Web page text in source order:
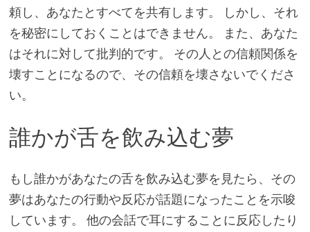
頼し、あなたとすべてを共有します。 しかし、それ
を秘密にしておくことはできません。 また、あなた
はそれに対して批判的です。 その人との信頼関係を
壊すことになるので、その信頼を壊さないでくださ
い。
誰かが舌を飲み込む夢
もし誰かがあなたの舌を飲み込む夢を見たら、その
夢はあなたの行動や反応が話題になったことを示唆
しています。 他の会話で耳にすることに反応したり